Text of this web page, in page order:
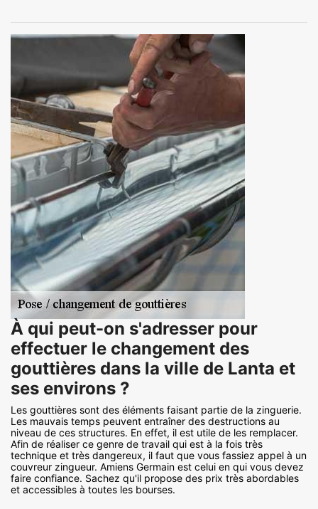
À qui peut-on s'adresser pour
effectuer le changement des
gouttières dans la ville de Lanta et
ses environs ?
Les gouttières sont des éléments faisant partie de la zinguerie.
Les mauvais temps peuvent entraîner des destructions au
niveau de ces structures. En effet, il est utile de les remplacer.
Afin de réaliser ce genre de travail qui est à la fois très
technique et très dangereux, il faut que vous fassiez appel à un
couvreur zingueur. Amiens Germain est celui en qui vous devez
faire confiance. Sachez qu'il propose des prix très abordables
et accessibles à toutes les bourses.